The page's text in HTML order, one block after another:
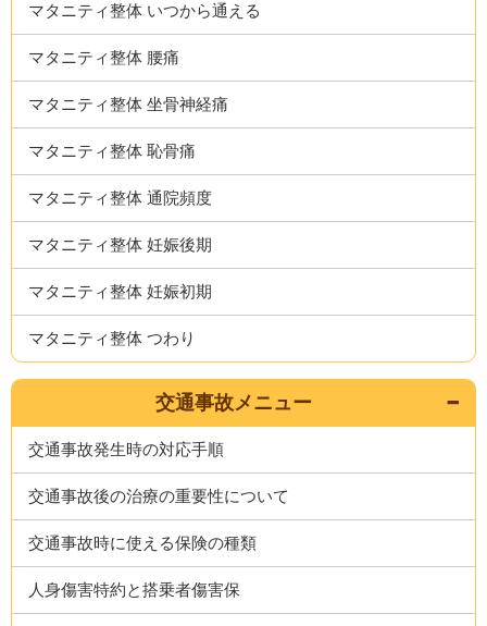
マタニティ整体 いつから通える
マタニティ整体 腰痛
マタニティ整体 坐骨神経痛
マタニティ整体 恥骨痛
マタニティ整体 通院頻度
マタニティ整体 妊娠後期
マタニティ整体 妊娠初期
マタニティ整体 つわり
交通事故メニュー
交通事故発生時の対応手順
交通事故後の治療の重要性について
交通事故時に使える保険の種類
人身傷害特約と搭乗者傷害保